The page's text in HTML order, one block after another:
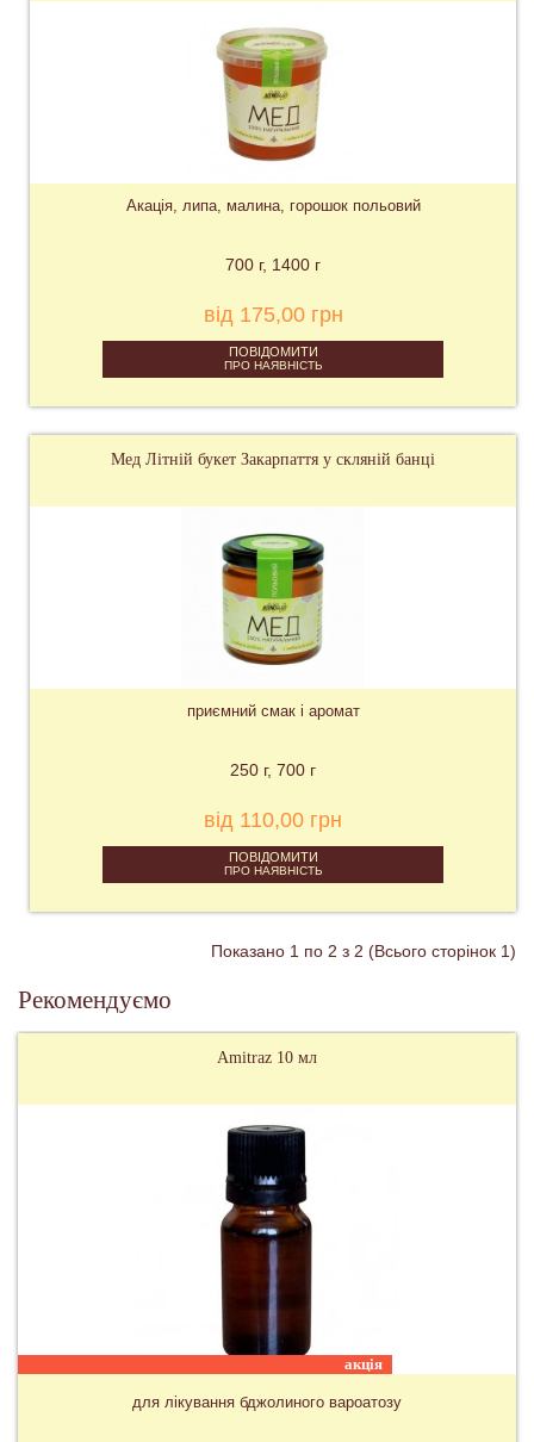
Акація, липа, малина, горошок польовий
700 г 1400 г
від 175,00 грн
ПОВІДОМИТИ
ПРО НАЯВНІСТЬ
Мед Літній букет Закарпаття у скляній банці
приємний смак і аромат
250 г 700 г
від 110,00 грн
ПОВІДОМИТИ
ПРО НАЯВНІСТЬ
Показано 1 по 2 з 2 (Всього сторінок 1)
Рекомендуємо
Amitraz 10 мл
акція
для лікування бджолиного вароатозу